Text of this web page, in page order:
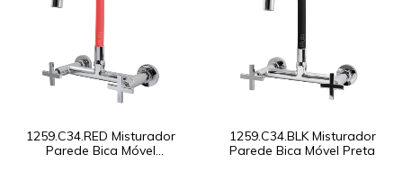
1259.C34.RED Misturador
Parede Bica Móvel
1259.C34.BLK Misturador
Parede Bica Móvel Preta